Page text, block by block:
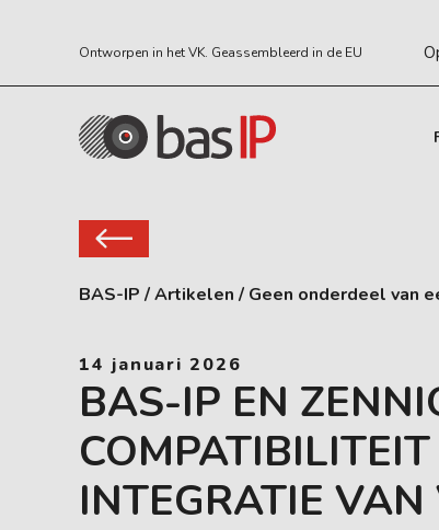
Ontworpen in het VK. Geassembleerd in de EU
BAS-IP /Artikelen / Geen onderdeel van
14 januari 2026
BAS-IP EN
INTEGRATIE